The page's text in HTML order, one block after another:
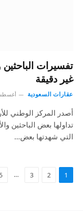
تفسيرات الباحثين
غير دقيقة
عقارات السعودية أغسطس 20,
أصدر المركز الوطني
تداولها بعض الباحثين
التي شهدتها بعض…
1
2
3
…